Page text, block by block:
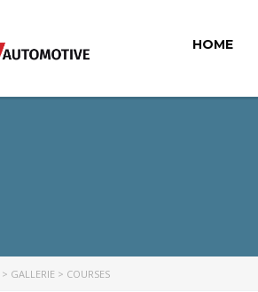
HOME
> GALLERIE > COURSES